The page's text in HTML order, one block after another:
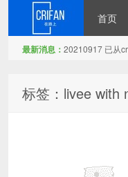
首页
最新消息： 20210917 已从
标签：livee with